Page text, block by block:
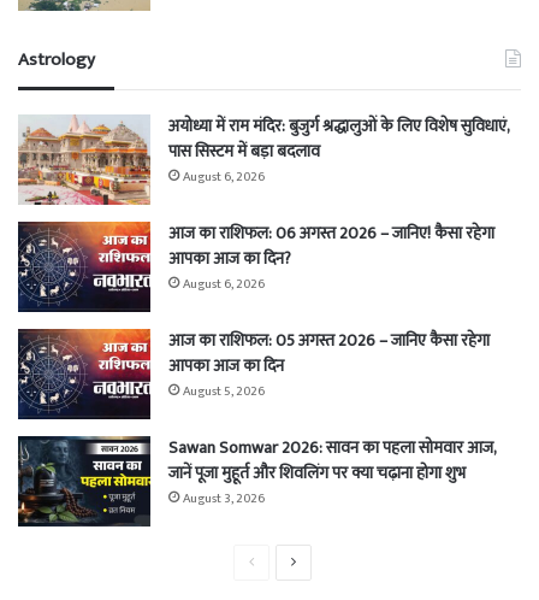
Astrology
अयोध्या में राम मंदिर: बुजुर्ग श्रद्धालुओं के लिए विशेष सुविधाएं,
पास सिस्टम में बड़ा बदलाव
August 6, 2026
आज का राशिफल: 06 अगस्त 2026 – जानिए! कैसा रहेगा
आपका आज का दिन?
August 6, 2026
आज का राशिफल: 05 अगस्त 2026 – जानिए कैसा रहेगा
आपका आज का दिन
August 5, 2026
Sawan Somwar 2026: सावन का पहला सोमवार आज,
जानें पूजा मुहूर्त और शिवलिंग पर क्या चढ़ाना होगा शुभ
August 3, 2026
PreviousNext